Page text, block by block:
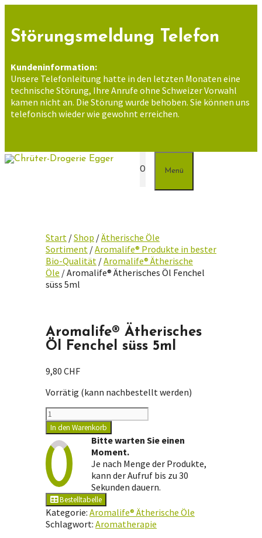
springen
Störungsmeldung Telefon
Kundeninformation:
Unsere Telefonleitung hatte in den letzten Monaten eine
technische Störung, Ihre Anrufe ohne Schweizer Vorwahl
kamen nicht an. Die Störung wurde behoben. Sie können uns
telefonisch wieder wie gewohnt erreichen.
0 Menü
Start /Shop /Ätherische Öle
Sortiment /Aromalife® Produkte in bester
Bio-Qualität /Aromalife® Ätherische
Öle / Aromalife® Ätherisches Öl Fenchel
süss 5ml
Aromalife® Ätherisches
Öl Fenchel süss 5ml
9,80 CHF
Vorrätig (kann nachbestellt werden)
Aromalife®
Ätherisches
Öl
Fenchel
süss
5ml
Menge
In den Warenkorb
Bitte warten Sie einen
Moment.
Je nach Menge der Produkte,
kann der Aufruf bis zu 30
Sekunden dauern.
Bestelltabelle
Kategorie: Aromalife® Ätherische Öle
Schlagwort: Aromatherapie